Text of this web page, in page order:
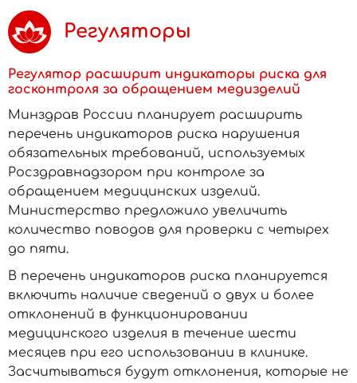
Регуляторы
Регулятор расширит индикаторы риска для
госконтроля за обращением медизделий
Минздрав России планирует расширить
перечень индикаторов риска нарушения
обязательных требований, используемых
Росздравнадзором при контроле за
обращением медицинских изделий.
Министерство предложило увеличить
количество поводов для проверки с четырех
до пяти.
В перечень индикаторов риска планируется
включить наличие сведений о двух и более
отклонений в функционировании
медицинского изделия в течение шести
месяцев при его использовании в клинике.
Засчитываться будут отклонения, которые не